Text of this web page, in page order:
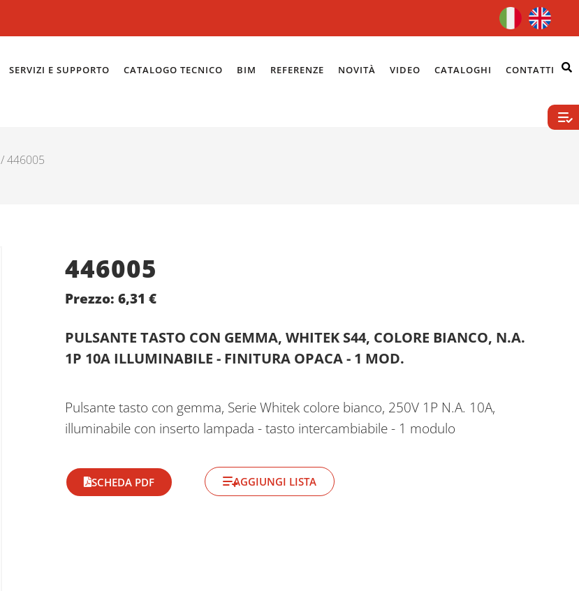
SERVIZI E SUPPORTO CATALOGO TECNICO BIM REFERENZE NOVITÀ VIDEO CATALOGHI CONTATTI
/ 446005
446005
Prezzo: 6,31 €
PULSANTE TASTO CON GEMMA, WHITEK S44, COLORE BIANCO, N.A.
1P 10A ILLUMINABILE - FINITURA OPACA - 1 MOD.
Pulsante tasto con gemma, Serie Whitek colore bianco, 250V 1P N.A. 10A,
illuminabile con inserto lampada - tasto intercambiabile - 1 modulo
SCHEDA PDF AGGIUNGI LISTA